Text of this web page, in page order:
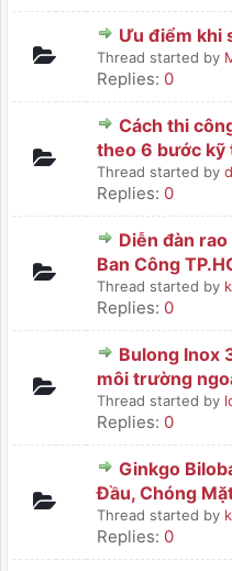
Ưu điểm khi
Thread started by
Replies: 0
Cách thi
theo 6 bước kỹ
Thread started by
Replies: 0
Diễn đàn
Ban Công
Thread started by
Replies: 0
Bulong Inox
môi trường
Thread started by
Replies: 0
Ginkgo
Đầu, Chóng
Thread started by
Replies: 0